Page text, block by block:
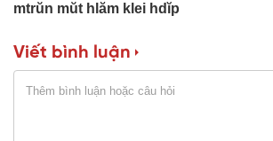
mtrŭn mŭt hlăm klei hdĭp
Viết bình luận